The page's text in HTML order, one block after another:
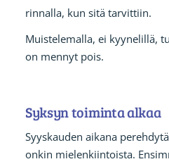
rinnalla, kun sitä tarvittiin.
Muistelemalla, ei kyynelillä,
on mennyt pois.
Syksyn toiminta alkaa
Syyskauden aikana
onkin mielenkiintoista.